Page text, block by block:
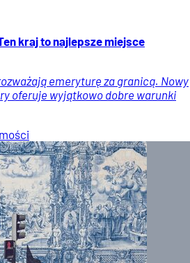
kraj to najlepsze miejsce
emeryturę za granicą. Nowy
oferuje wyjątkowo dobre warunki